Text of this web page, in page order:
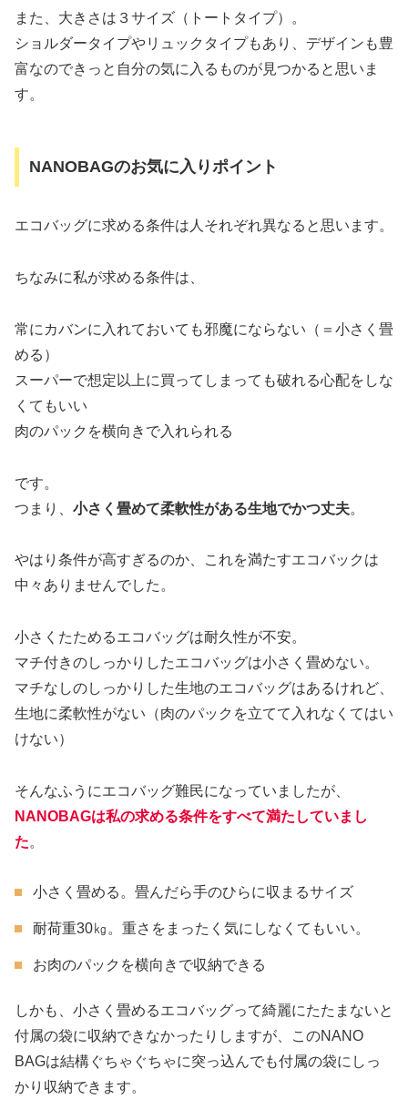
また、大きさは３サイズ（トートタイプ）。
ショルダータイプやリュックタイプもあり、デザインも豊
富なのできっと自分の気に入るものが見つかると思いま
す。
NANOBAGのお気に入りポイント
エコバッグに求める条件は人それぞれ異なると思います。
ちなみに私が求める条件は、
常にカバンに入れておいても邪魔にならない（＝小さく畳
める）
スーパーで想定以上に買ってしまっても破れる心配をしな
くてもいい
肉のパックを横向きで入れられる
です。
つまり、 小さく畳めて柔軟性がある生地でかつ丈夫。
やはり条件が高すぎるのか、これを満たすエコバックは
中々ありませんでした。
小さくたためるエコバッグは耐久性が不安。
マチ付きのしっかりしたエコバッグは小さく畳めない。
マチなしのしっかりした生地のエコバッグはあるけれど、
生地に柔軟性がない（肉のパックを立てて入れなくてはい
けない）
そんなふうにエコバッグ難民になっていましたが、
NANOBAGは私の求める条件をすべて満たしていまし
た。
小さく畳める。畳んだら手のひらに収まるサイズ
耐荷重30㎏。重さをまったく気にしなくてもいい。
お肉のパックを横向きで収納できる
しかも、小さく畳めるエコバッグって綺麗にたたまないと
付属の袋に収納できなかったりしますが、このNANO
BAGは結構ぐちゃぐちゃに突っ込んでも付属の袋にしっ
かり収納できます。